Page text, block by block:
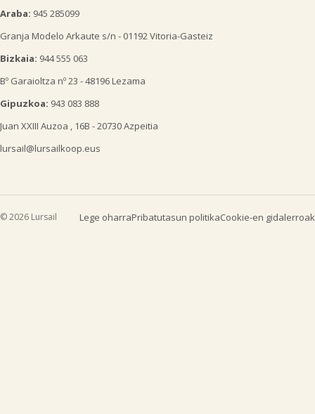
Araba: 945 285099
Granja Modelo Arkaute s/n - 01192 Vitoria-Gasteiz
Bizkaia: 944 555 063
Bº Garaioltza nº 23 - 48196 Lezama
Gipuzkoa: 943 083 888
Juan XXIII Auzoa , 16B - 20730 Azpeitia
lursail@lursailkoop.eus
© 2026 Lursail Lege oharraPribatutasun politikaCookie-en gidalerroak